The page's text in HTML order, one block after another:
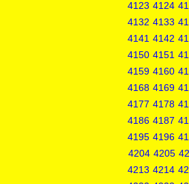
4123 4124
4132 4133
4141 4142
4150 4151
4159 4160
4168 4169
4177 4178
4186 4187
4195 4196
4204 4205
4213 4214